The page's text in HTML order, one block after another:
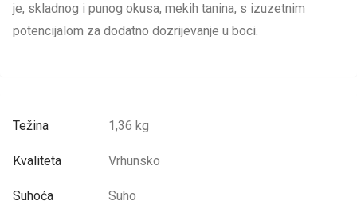
je, skladnog i punog okusa, mekih tanina, s izuzetnim
potencijalom za dodatno dozrijevanje u boci.
Težina 1,36 kg
Kvaliteta Vrhunsko
Suhoća Suho